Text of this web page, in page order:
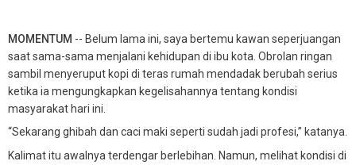
MOMENTUM -- Belum lama ini, saya bertemu kawan seperjuangan
saat sama-sama menjalani kehidupan di ibu kota. Obrolan ringan
sambil menyeruput kopi di teras rumah mendadak berubah serius
ketika ia mengungkapkan kegelisahannya tentang kondisi
masyarakat hari ini.
“Sekarang ghibah dan caci maki seperti sudah jadi profesi,” katanya.
Kalimat itu awalnya terdengar berlebihan. Namun, melihat kondisi di